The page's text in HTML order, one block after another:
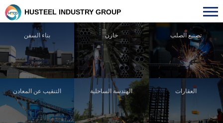
بناء السفن خازن تصنيع الصلب
التنقيب عن المعادن الهندسة الساحلية العقارات
HUSTEEL INDUSTRY GROUP